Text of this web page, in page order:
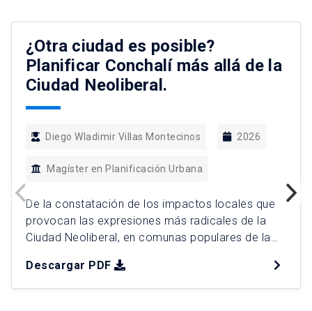
¿Otra ciudad es posible?
Planificar Conchalí más allá de la
Ciudad Neoliberal.
Diego Wladimir Villas Montecinos 2026
Magíster en Planificación Urbana
De la constatación de los impactos locales que
provocan las expresiones más radicales de la
Ciudad Neoliberal, en comunas populares de la
intervención urbana (PIU) “¿Otra ciudad es
posible?”, como una propuesta de planificación
Descargar PDF